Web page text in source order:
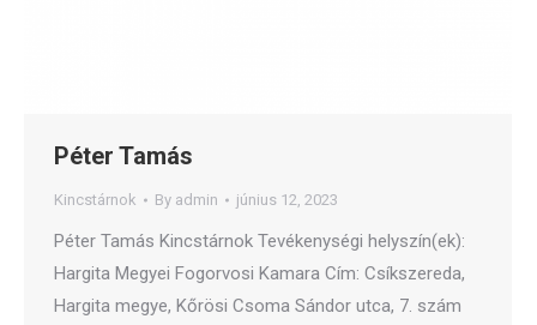
Péter Tamás
Kincstárnok By admin június 12, 2023
Péter Tamás Kincstárnok Tevékenységi helyszín(ek):
Hargita Megyei Fogorvosi Kamara Cím: Csíkszereda,
Hargita megye, Kőrösi Csoma Sándor utca, 7. szám